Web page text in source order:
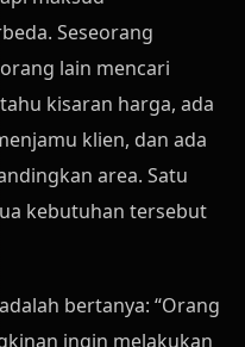
Seseorang
lain mencari
kisaran harga, ada
klien, dan ada
area. Satu
kebutuhan tersebut
bertanya: “Orang
ingin melakukan